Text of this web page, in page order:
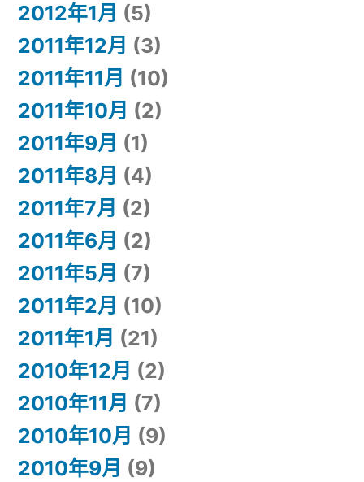
2012年1月 (5)
2011年12月 (3)
2011年11月 (10)
2011年10月 (2)
2011年9月 (1)
2011年8月 (4)
2011年7月 (2)
2011年6月 (2)
2011年5月 (7)
2011年2月 (10)
2011年1月 (21)
2010年12月 (2)
2010年11月 (7)
2010年10月 (9)
2010年9月 (9)